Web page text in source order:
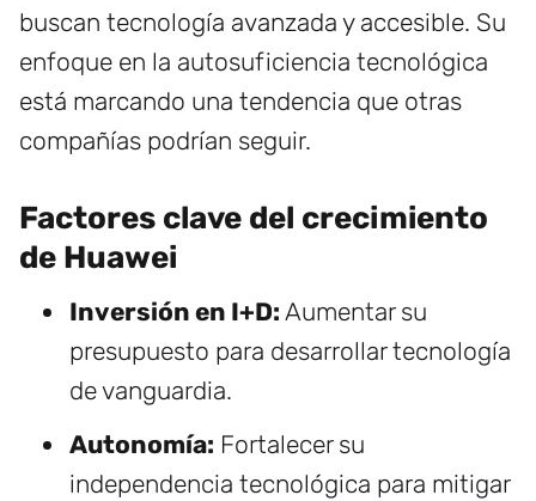
buscan tecnología avanzada y accesible. Su
enfoque en la autosuficiencia tecnológica
está marcando una tendencia que otras
compañías podrían seguir.
Factores clave del crecimiento
de Huawei
Inversión en I+D: Aumentar su
presupuesto para desarrollar tecnología
de vanguardia.
Autonomía: Fortalecer su
independencia tecnológica para mitigar